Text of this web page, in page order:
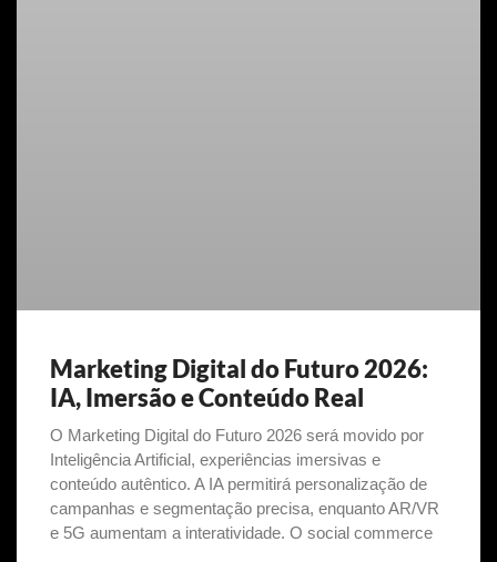
Marketing Digital do Futuro 2026:
IA, Imersão e Conteúdo Real
O Marketing Digital do Futuro 2026 será movido por
Inteligência Artificial, experiências imersivas e
conteúdo autêntico. A IA permitirá personalização de
campanhas e segmentação precisa, enquanto AR/VR
e 5G aumentam a interatividade. O social commerce